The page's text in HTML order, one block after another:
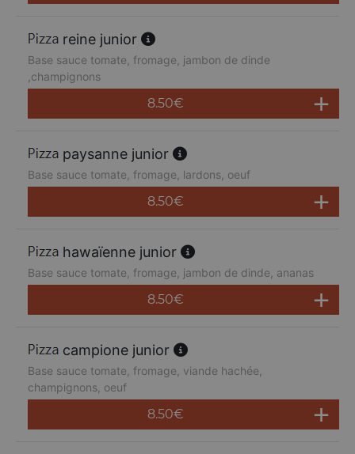
reine junior
Base sauce tomate, fromage, jambon de dinde
,champignons
8.50€
paysanne junior
Base sauce tomate, fromage, lardons, oeuf
8.50€
hawaïenne junior
Base sauce tomate, fromage, jambon de dinde, ananas
8.50€
campione junior
Base sauce tomate, fromage, viande hachée,
champignons, oeuf
8.50€